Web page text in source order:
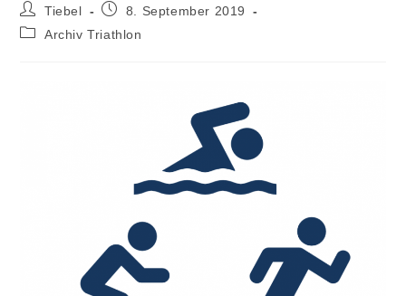
Beitrags-
Autor:
Tiebel
Beitrag8. September 2019
Beitrags-
Archiv Triathlon